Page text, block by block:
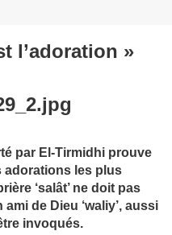
l’adoration »
par El-Tirmidhi prouve
adorations les plus
‘salât’ ne doit pas
de Dieu ‘waliy’, aussi
invoqués.